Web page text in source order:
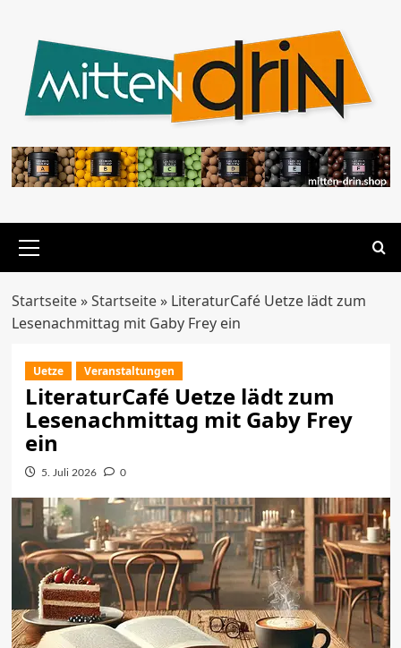
springen
Menü
Startseite»Startseite» LiteraturCafé Uetze lädt zum
Lesenachmittag mit Gaby Frey ein
Uetze Veranstaltungen
LiteraturCafé Uetze lädt zum
Lesenachmittag mit Gaby Frey
ein
5. Juli 2026 0